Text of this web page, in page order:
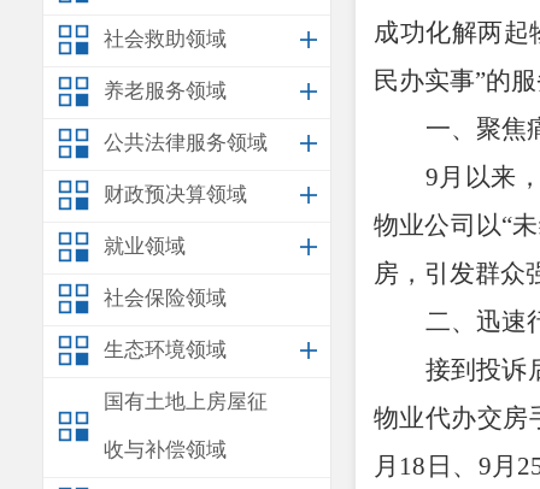
社会救助领域
养老服务领域
公共法律服务领域
财政预决算领域
就业领域
社会保险领域
生态环境领域
国有土地上房屋征
收与补偿领域
成功化解两起
民办实事”的
一、 聚焦
9月以来
物业公司以“
房，引发群众
二、迅速
接到投诉
物业代办交房
月 18 日、 9月